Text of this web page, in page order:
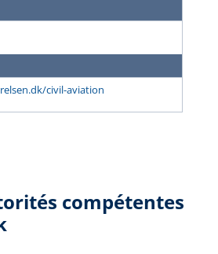
civil-aviation
compétentes